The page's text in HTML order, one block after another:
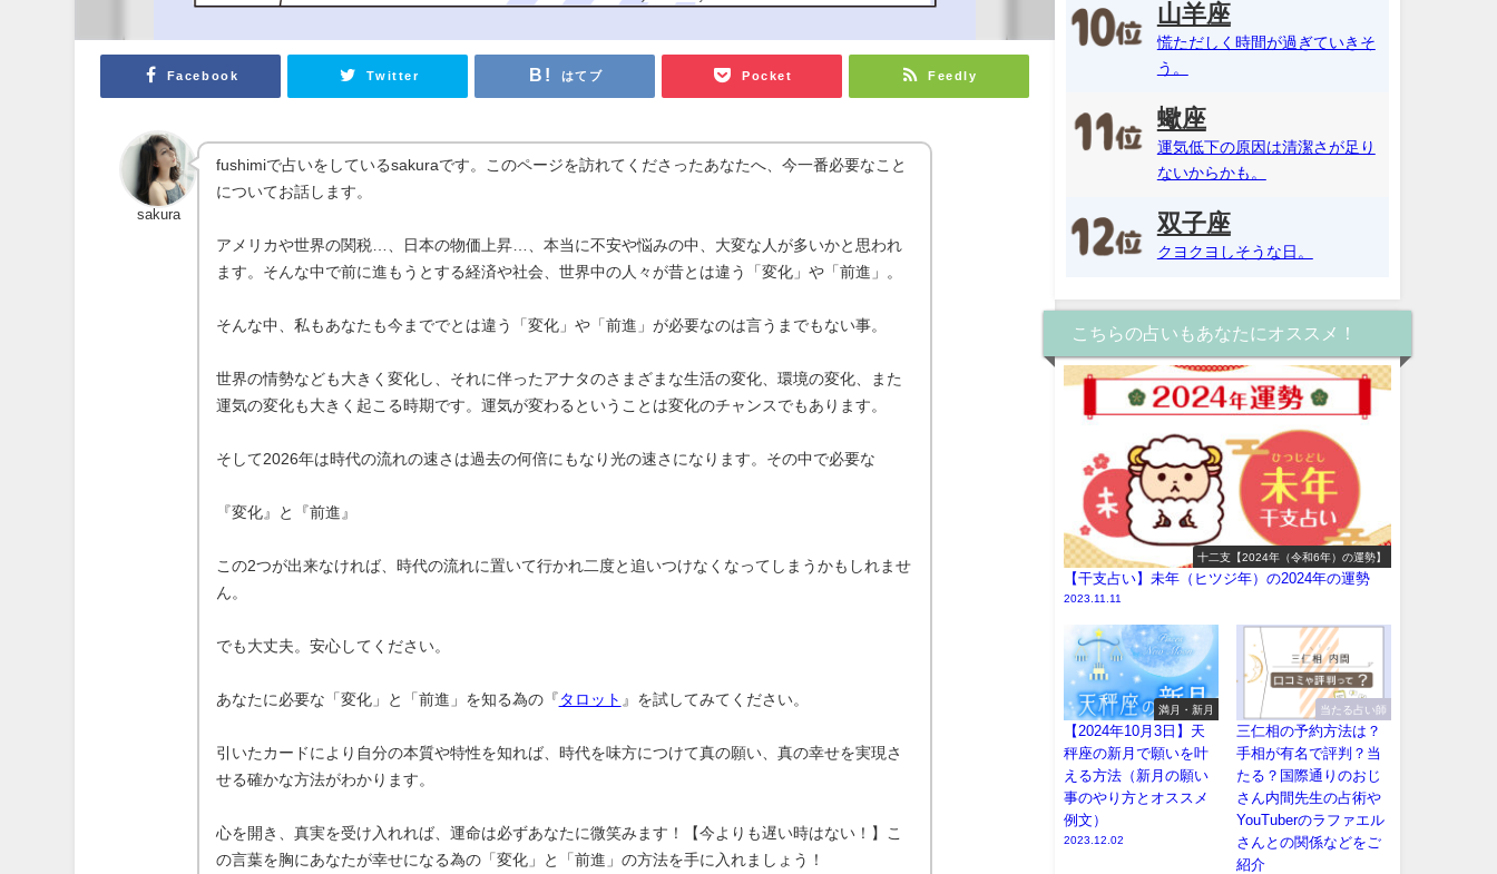
Facebook Twitter はてブ Pocket Feedly
sakura
fushimiで占いをしているsakuraです。このページを訪れてくださったあなたへ、今一番必要なこと
についてお話します。
アメリカや世界の関税…、日本の物価上昇…、本当に不安や悩みの中、大変な人が多いかと思われ
ます。そんな中で前に進もうとする経済や社会、世界中の人々が昔とは違う「変化」や「前進」。
そんな中、私もあなたも今まででとは違う「変化」や「前進」が必要なのは言うまでもない事。
世界の情勢なども大きく変化し、それに伴ったアナタのさまざまな生活の変化、環境の変化、また
運気の変化も大きく起こる時期です。運気が変わるということは変化のチャンスでもあります。
そして2026年は時代の流れの速さは過去の何倍にもなり光の速さになります。その中で必要な
『変化』と『前進』
この2つが出来なければ、時代の流れに置いて行かれ二度と追いつけなくなってしまうかもしれませ
ん。
でも大丈夫。安心してください。
あなたに必要な「変化」と「前進」を知る為の『 タロット 』を試してみてください。
引いたカードにより自分の本質や特性を知れば、時代を味方につけて真の願い、真の幸せを実現さ
せる確かな方法がわかります。
心を開き、真実を受け入れれば、運命は必ずあなたに微笑みます！【今よりも遅い時はない！】こ
の言葉を胸にあなたが幸せになる為の「変化」と「前進」の方法を手に入れましょう！
山羊座
慌ただしく時間が過ぎていきそ
う。
蠍座
運気低下の原因は清潔さが足り
ないからかも。
双子座
クヨクヨしそうな日。
こちらの占いもあなたにオススメ！
十二支【2024年（令和6年）の運勢】
【干支占い】未年（ヒツジ年）の2024年の運勢
2023.11.11
満月・新月
【2024年10月3日】天
秤座の新月で願いを叶
える方法（新月の願い
事のやり方とオススメ
例文）
2023.12.02
当たる占い師
三仁相の予約方法は？
手相が有名で評判？当
たる？国際通りのおじ
さん内間先生の占術や
YouTuberのラファエル
さんとの関係などをご
紹介